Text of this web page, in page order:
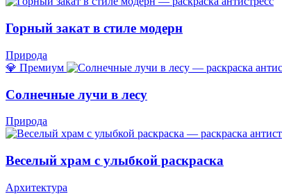
Горный закат в стиле модерн
Природа
💎 Премиум
Солнечные лучи в лесу
Природа
Веселый храм с улыбкой раскраска
Архитектура